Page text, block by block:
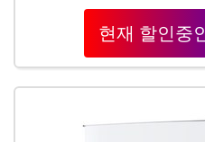
현재 할인중